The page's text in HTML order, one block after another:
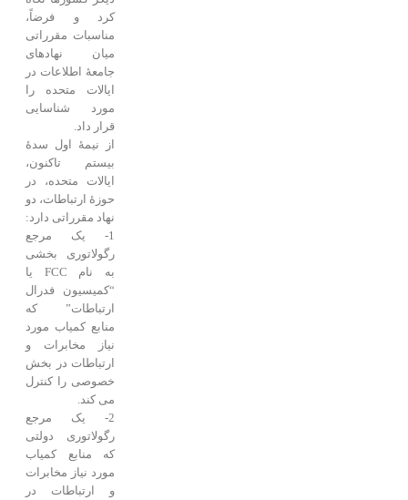
کرد و فرضاً،
مناسبات مقرراتی
میان نهادهای
جامعۀ اطلاعات در
ایالات متحده را
مورد شناسایی
قرار داد.
از نیمۀ اول سدۀ
بیستم تاکنون،
ایالات متحده، در
حوزۀ ارتباطات، دو
نهاد مقرراتی دارد:
1- یک مرجع
رگولاتوری بخشی
به نام FCC یا
“کمیسیون فدرال
ارتباطات” که
منابع کمیاب مورد
نیاز مخابرات و
ارتباطات در بخش
خصوصی را کنترل
می کند.
2- یک مرجع
رگولاتوری دولتی
که منابع کمیاب
مورد نیاز مخابرات
و ارتباطات در